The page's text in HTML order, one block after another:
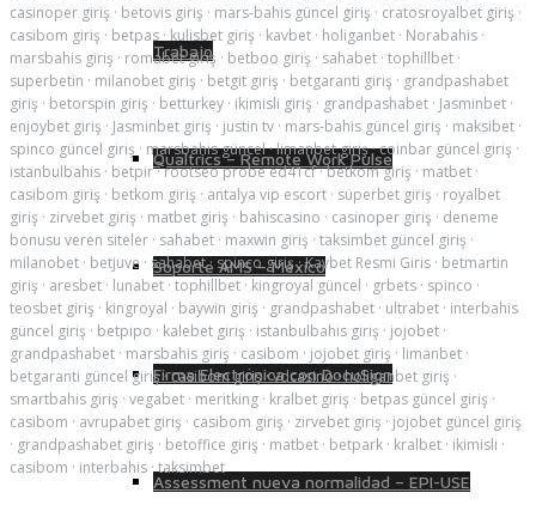
Trabajo
Qualtrics – Remote Work Pulse
Soporte AMS – México
Firma Electrónica con DocuSign
Assessment nueva normalidad – EPI-USE
casinoper giriş · betovis giriş · mars-bahis güncel giriş · cratosroyalbet giriş ·
casibom giriş · betpas · kulisbet giriş · kavbet · holiganbet · Norabahis ·
marsbahis giriş · romabet giriş · betboo giriş · sahabet · tophillbet ·
superbetin · milanobet giriş · betgit giriş · betgaranti giriş · grandpashabet
giriş · betorspin giriş · betturkey · ikimisli giriş · grandpashabet · Jasminbet ·
enjoybet giriş · Jasminbet giriş · justin tv · mars-bahis güncel giriş · maksibet ·
spinco güncel giriş · marsbahis güncel·limanbet giriş·coinbar güncel giriş ·
istanbulbahis · betpir·rootseo probe ed41cf·betkom giriş · matbet ·
casibom giriş · betkom giriş · antalya vip escort · süperbet giriş · royalbet
giriş · zirvebet giriş · matbet giriş · bahiscasino · casinoper giriş · deneme
bonusu veren siteler · sahabet · maxwin giriş · taksimbet güncel giriş ·
milanobet · betjuve · sahabet·spinco giriş·Kavbet Resmi Giris · betmartin
giriş · aresbet · lunabet · tophillbet · kingroyal güncel · grbets · spinco ·
teosbet giriş · kingroyal · baywin giriş · grandpashabet · ultrabet · interbahis
güncel giriş · betpipo · kalebet giriş · istanbulbahis giriş · jojobet ·
grandpashabet · marsbahis giriş · casibom · jojobet giriş · limanbet ·
betgaranti güncel giriş·casibom giriş·vdcasino·holiganbet giriş ·
smartbahis giriş · vegabet · meritking · kralbet giriş · betpas güncel giriş ·
casibom · avrupabet giriş · casibom giriş · zirvebet giriş · jojobet güncel giriş
· grandpashabet giriş · betoffice giriş · matbet · betpark · kralbet · ikimisli ·
casibom · interbahis ·taksimbet